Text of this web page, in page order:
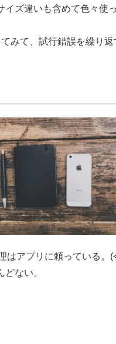
ズ違いも含めて色々使
みて、試行錯誤を繰り返
アプリに頼っている。(
ない。